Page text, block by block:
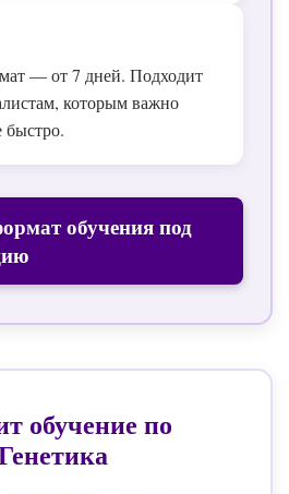
— от 7 дней. Подходит
которым важно
быстро.
обучения под
обучение по